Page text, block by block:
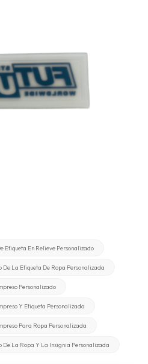
Etiqueta En Relieve Personalizado
De La Etiqueta De Ropa Personalizada
Personalizado
Y Etiqueta Personalizada
Para Ropa Personalizada
De La Ropa Y La Insignia Personalizada